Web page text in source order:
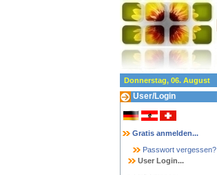
Donnerstag, 06. August
User/Login
Gratis anmelden...
Passwort vergessen?
User Login...